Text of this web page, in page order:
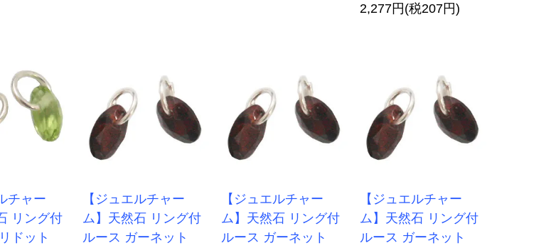
2,277円(税207円)
チャー
リング付
ドット
【ジュエルチャー
ム】天然石 リング付
ルース ガーネット
【ジュエルチャー
ム】天然石 リング付
ルース ガーネット
【ジュエルチャー
ム】天然石 リング付
ルース ガーネット